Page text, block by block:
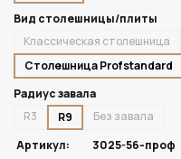
Вид столешницы/плиты
Классическая столешница
Столешница Profstandard
Радиус завала
R3
R9
Без завала
Артикул:
3025-56-проф